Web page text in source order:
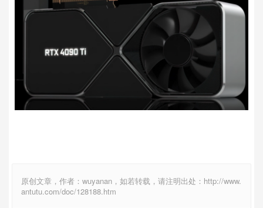
原创文章，作者：wuyanan，如若转载，请注明出处：http://www.
antutu.com/doc/128188.htm